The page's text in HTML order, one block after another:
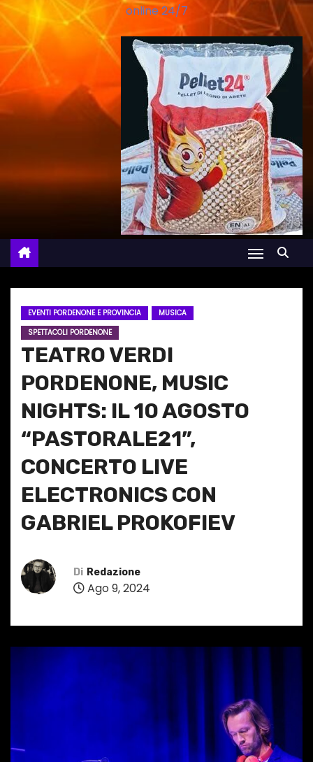
online 24/7
EVENTI PORDENONE E PROVINCIA
MUSICA
SPETTACOLI PORDENONE
TEATRO VERDI
PORDENONE, MUSIC
NIGHTS: IL 10 AGOSTO
“PASTORALE21”,
CONCERTO LIVE
ELECTRONICS CON
GABRIEL PROKOFIEV
Di Redazione
Ago 9, 2024